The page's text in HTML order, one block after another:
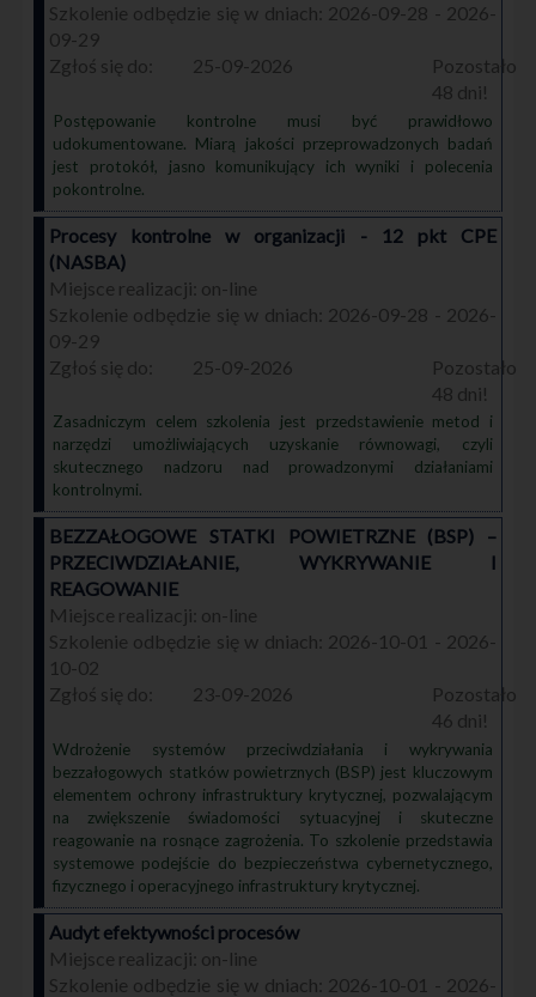
2026-09-28 - 2026-
09-29
25-09-2026
48
Postępowanie kontrolne musi być prawidłowo
udokumentowane. Miarą jakości przeprowadzonych badań
jest protokół, jasno komunikujący ich wyniki i polecenia
pokontrolne.
Procesy kontrolne w organizacji - 12 pkt CPE
(NASBA)
on-line
2026-09-28 - 2026-
09-29
25-09-2026
48
Zasadniczym celem szkolenia jest przedstawienie metod i
narzędzi umożliwiających uzyskanie równowagi, czyli
skutecznego nadzoru nad prowadzonymi działaniami
kontrolnymi.
BEZZAŁOGOWE STATKI POWIETRZNE (BSP) –
PRZECIWDZIAŁANIE, WYKRYWANIE I
REAGOWANIE
on-line
2026-10-01 - 2026-
10-02
23-09-2026
46
Wdrożenie systemów przeciwdziałania i wykrywania
bezzałogowych statków powietrznych (BSP) jest kluczowym
elementem ochrony infrastruktury krytycznej, pozwalającym
na zwiększenie świadomości sytuacyjnej i skuteczne
reagowanie na rosnące zagrożenia. To szkolenie przedstawia
systemowe podejście do bezpieczeństwa cybernetycznego,
fizycznego i operacyjnego infrastruktury krytycznej.
Audyt efektywności procesów
on-line
2026-10-01 - 2026-